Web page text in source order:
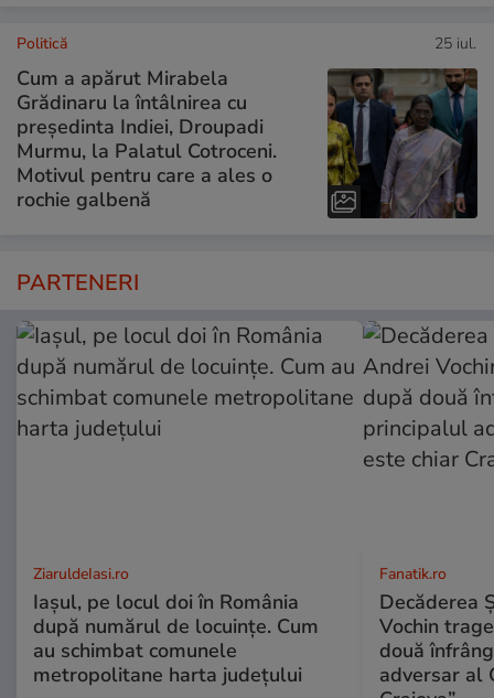
Politică 25 iul.
Cum a apărut Mirabela
Grădinaru la întâlnirea cu
președinta Indiei, Droupadi
Murmu, la Palatul Cotroceni.
Motivul pentru care a ales o
rochie galbenă
PARTENERI
ZiaruldeIasi.ro
Iașul, pe locul doi în România
după numărul de locuințe. Cum
au schimbat comunele
metropolitane harta județului
Fanatik.ro
Decăderea
Vochin
două
adversar al